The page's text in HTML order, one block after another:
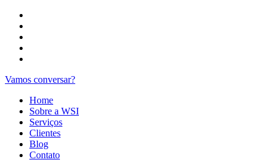
Vamos conversar?
Home
Sobre a WSI
Serviços
Clientes
Blog
Contato